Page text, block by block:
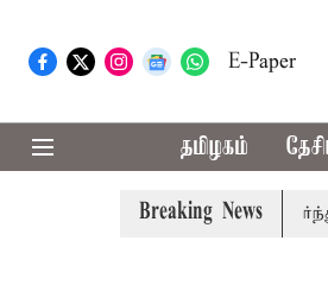
E-Paper
தமிழகம்
Breaking News
சவரனுக்கு ரூ.520 உயர்ந்து ஒரு